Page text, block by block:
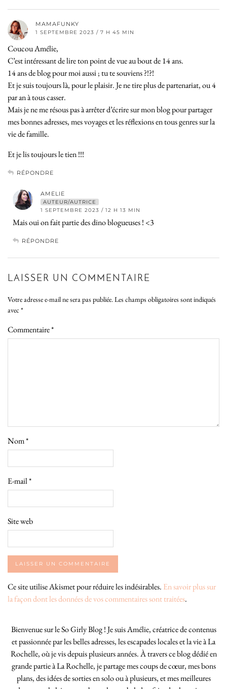
MAMAFUNKY
1 SEPTEMBRE 2023 / 7 H 45 MIN
Coucou Amélie,
C’est intéressant de lire ton point de vue au bout de 14 ans.
14 ans de blog pour moi aussi ; tu te souviens ?!?!
Et je suis toujours là, pour le plaisir. Je ne tire plus de partenariat, ou 4
par an à tous casser.
Mais je ne me résous pas à arrêter d’écrire sur mon blog pour partager
mes bonnes adresses, mes voyages et les réflexions en tous genres sur la
vie de famille.
Et je lis toujours le tien !!!
RÉPONDRE
AMELIE
AUTEUR/AUTRICE
1 SEPTEMBRE 2023 / 12 H 13 MIN
Mais oui on fait partie des dino blogueuses ! <3
RÉPONDRE
LAISSER UN COMMENTAIRE
Votre adresse e-mail ne sera pas publiée.Les champs obligatoires sont indiqués
avec *
Commentaire*
Nom*
E-mail*
Site web
Ce site utilise Akismet pour réduire les indésirables. En savoir plus sur
la façon dont les données de vos commentaires sont traitées.
Bienvenue sur le So Girly Blog ! Je suis Amélie, créatrice de contenus
et passionnée par les belles adresses, les escapades locales et la vie à La
Rochelle, où je vis depuis plusieurs années. À travers ce blog dédié en
grande partie à La Rochelle, je partage mes coups de cœur, mes bons
plans, des idées de sorties en solo ou à plusieurs, et mes meilleures